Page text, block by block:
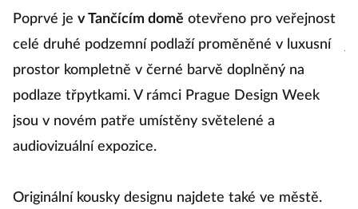
Poprvé je v Tančícím domě otevřeno pro veřejnost
celé druhé podzemní podlaží proměněné v luxusní
prostor kompletně v černé barvě doplněný na
podlaze třpytkami. V rámci Prague Design Week
jsou v novém patře umístěny světelené a
audiovizuální expozice.
Originální kousky designu najdete také ve městě.